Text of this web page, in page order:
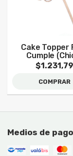
Cake Topper
Cumple
$1.231,79
COMPRAR
Medios de pago